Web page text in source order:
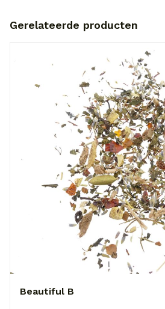
Gerelateerde producten
Beautiful B